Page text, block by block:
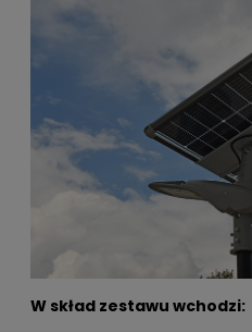
W skład zestawu wchodzi: